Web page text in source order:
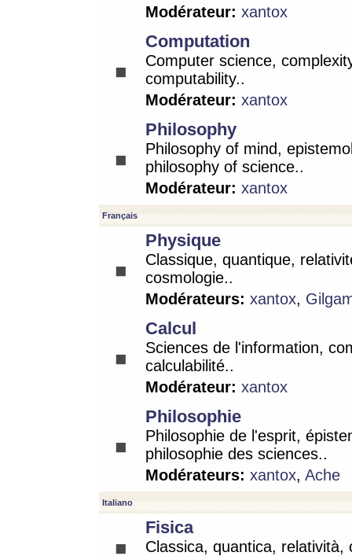
Modérateur: xantox
Computation
Computer science,
computability..
Modérateur: xantox
Philosophy
Philosophy of mind,
philosophy of science..
Modérateur: xantox
Français
Physique
Classique, quantique,
cosmologie..
Modérateurs: xantox,
Calcul
Sciences de l'information,
calculabilité..
Modérateur: xantox
Philosophie
Philosophie de l'esprit,
philosophie des sciences..
Modérateurs: xantox, Ache
Italiano
Fisica
Classica, quantica, relatività,